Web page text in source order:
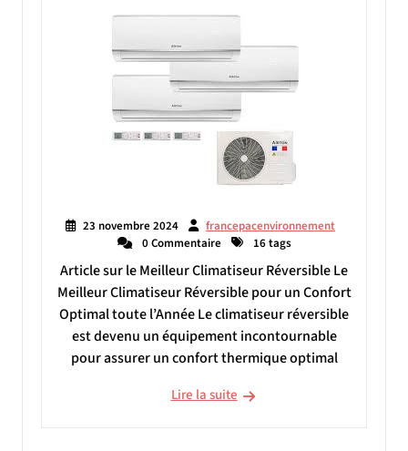
23 novembre 2024
francepacenvironnement
0 Commentaire
16 tags
Article sur le Meilleur Climatiseur Réversible Le
Meilleur Climatiseur Réversible pour un Confort
Optimal toute l’Année Le climatiseur réversible
est devenu un équipement incontournable
pour assurer un confort thermique optimal
Lire la suite